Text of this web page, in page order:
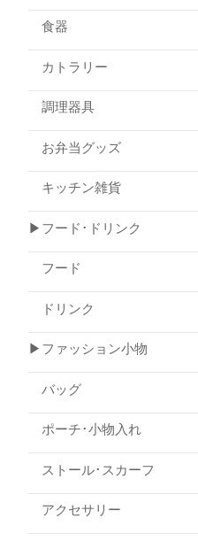
食器
カトラリー
調理器具
お弁当グッズ
キッチン雑貨
▶フード･ドリンク
フード
ドリンク
▶ファッション小物
バッグ
ポーチ･小物入れ
ストール･スカーフ
アクセサリー